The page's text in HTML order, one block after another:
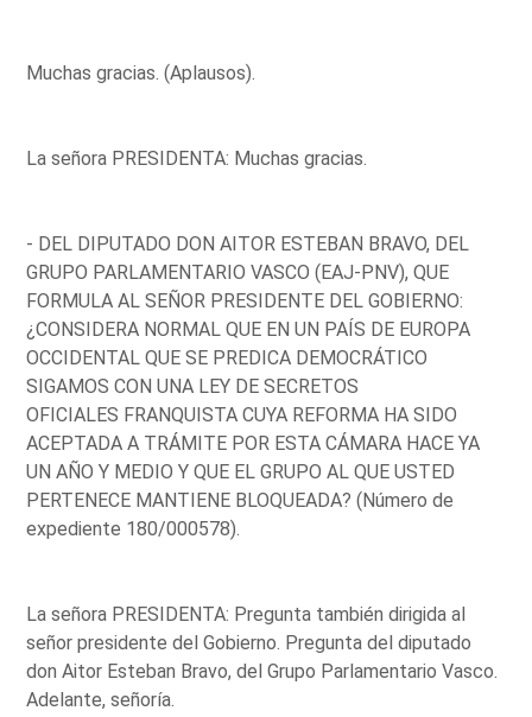
Muchas gracias. (Aplausos).
La señora PRESIDENTA: Muchas gracias.
- DEL DIPUTADO DON AITOR ESTEBAN BRAVO, DEL
GRUPO PARLAMENTARIO VASCO (EAJ-PNV), QUE
FORMULA AL SEÑOR PRESIDENTE DEL GOBIERNO:
¿CONSIDERA NORMAL QUE EN UN PAÍS DE EUROPA
OCCIDENTAL QUE SE PREDICA DEMOCRÁTICO
SIGAMOS CON UNA LEY DE SECRETOS
OFICIALES FRANQUISTA CUYA REFORMA HA SIDO
ACEPTADA A TRÁMITE POR ESTA CÁMARA HACE YA
UN AÑO Y MEDIO Y QUE EL GRUPO AL QUE USTED
PERTENECE MANTIENE BLOQUEADA? (Número de
expediente 180/000578).
La señora PRESIDENTA: Pregunta también dirigida al
señor presidente del Gobierno. Pregunta del diputado
don Aitor Esteban Bravo, del Grupo Parlamentario Vasco.
Adelante, señoría.